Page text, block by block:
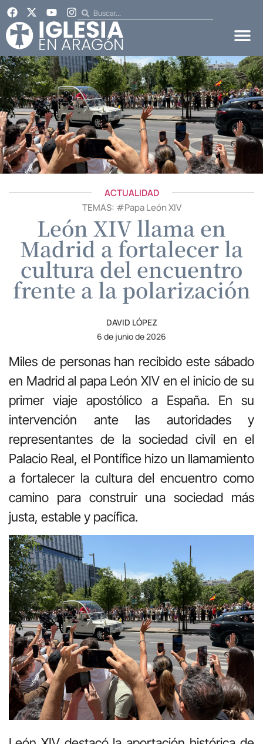
ACTUALIDAD
TEMAS: #Papa León XIV
León XIV llama en
Madrid a fortalecer la
cultura del encuentro
frente a la polarización
DAVID LÓPEZ
6 de junio de 2026
Miles de personas han recibido este sábado
en Madrid al papa León XIV en el inicio de su
primer viaje apostólico a España. En su
intervención ante las autoridades y
representantes de la sociedad civil en el
Palacio Real, el Pontífice hizo un llamamiento
a fortalecer la cultura del encuentro como
camino para construir una sociedad más
justa, estable y pacífica.